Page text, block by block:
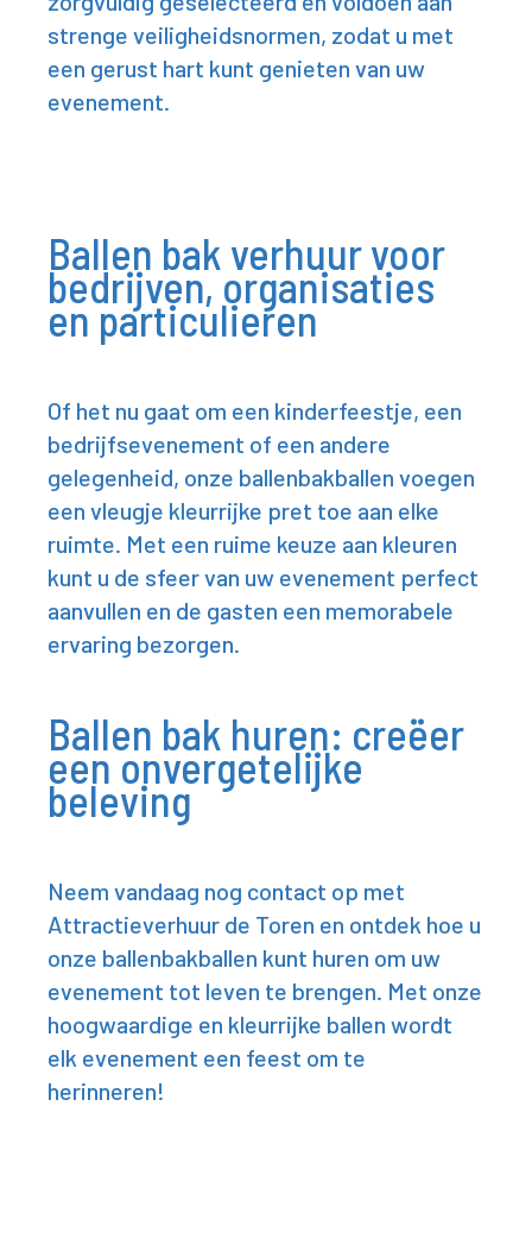
strenge veiligheidsnormen, zodat u met
een gerust hart kunt genieten van uw
evenement.
Ballen bak verhuur voor
bedrijven, organisaties
en particulieren
Of het nu gaat om een kinderfeestje, een
bedrijfsevenement of een andere
gelegenheid, onze ballenbakballen voegen
een vleugje kleurrijke pret toe aan elke
ruimte. Met een ruime keuze aan kleuren
kunt u de sfeer van uw evenement perfect
aanvullen en de gasten een memorabele
ervaring bezorgen.
Ballen bak huren: creëer
een onvergetelijke
beleving
Neem vandaag nog contact op met
Attractieverhuur de Toren en ontdek hoe u
onze ballenbakballen kunt huren om uw
evenement tot leven te brengen. Met onze
hoogwaardige en kleurrijke ballen wordt
elk evenement een feest om te
herinneren!